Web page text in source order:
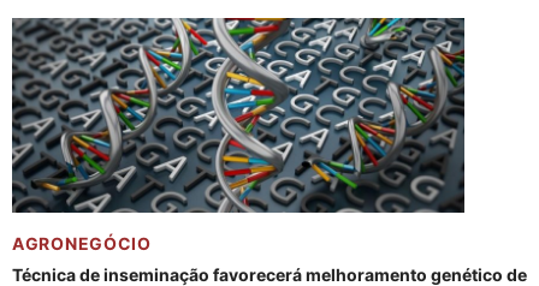
AGRONEGÓCIO
Técnica de inseminação favorecerá melhoramento genético de